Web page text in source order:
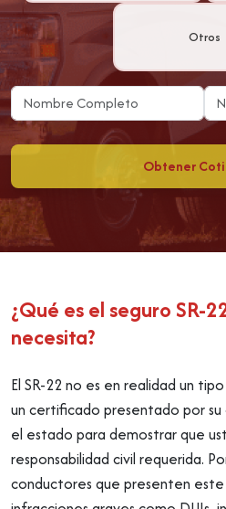
Otros
Obtener
¿Qué es el seguro SR-
necesita?
El SR-22 no es en realidad un
un certificado presentado por
el estado para demostrar que
responsabilidad civil requerida.
conductores que presenten